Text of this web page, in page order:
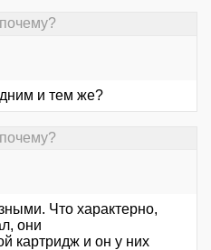
и тем же?
Что характерно,
они
картридж и он у них